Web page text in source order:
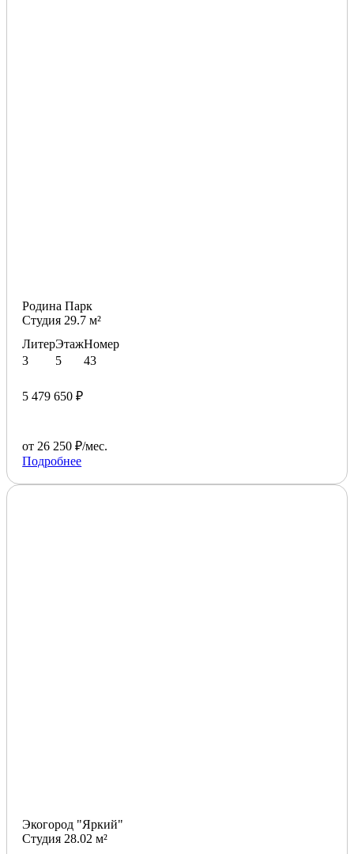
Родина Парк
Студия 29.7 м²
Литер
3
Этаж
5
Номер
43
5 479 650 ₽
от 26 250 ₽/мес.
Подробнее
Экогород "Яркий"
Студия 28.02 м²